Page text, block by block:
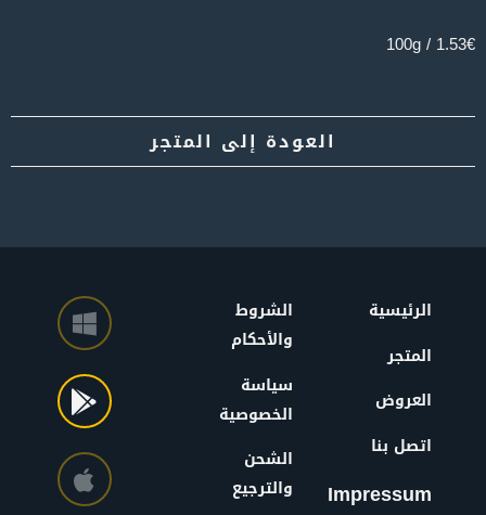
1.53€ / 100g
الرئيسية
المتجر
العروض
اتصل بنا
Impressum
الشروط
والأحكام
سياسة
الخصوصية
الشحن
والترجيع